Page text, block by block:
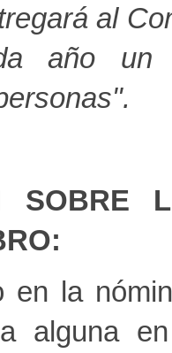
al
año un
SOBRE
en la
alguna